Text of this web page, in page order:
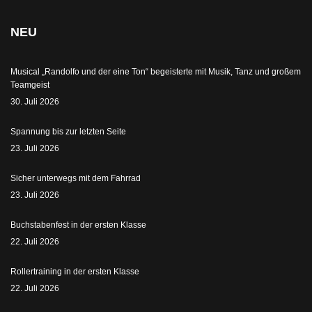
NEU
Musical „Randolfo und der eine Ton“ begeisterte mit Musik, Tanz und großem
Teamgeist
30. Juli 2026
Spannung bis zur letzten Seite
23. Juli 2026
Sicher unterwegs mit dem Fahrrad
23. Juli 2026
Buchstabenfest in der ersten Klasse
22. Juli 2026
Rollertraining in der ersten Klasse
22. Juli 2026